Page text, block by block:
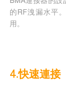
的RF洩漏水平
用。
4.快速連接